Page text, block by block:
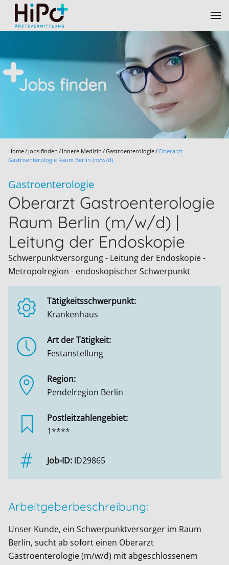
Skip to main content
Jobs finden
Home Jobs finden Innere Medizin Gastroenterologie Oberarzt
Gastroenterologie Raum Berlin (m/w/d)
Gastroenterologie
Oberarzt Gastroenterologie
Raum Berlin (m/w/d) |
Leitung der Endoskopie
Schwerpunktversorgung - Leitung der Endoskopie -
Metropolregion - endoskopischer Schwerpunkt
Tätigkeitsschwerpunkt:
Krankenhaus
Art der Tätigkeit:
Festanstellung
Region:
Pendelregion Berlin
Postleitzahlengebiet:
1****
Job-ID: ID29865
Arbeitgeberbeschreibung:
Unser Kunde, ein Schwerpunktversorger im Raum
Berlin, sucht ab sofort einen Oberarzt
Gastroenterologie (m/w/d) mit abgeschlossenem